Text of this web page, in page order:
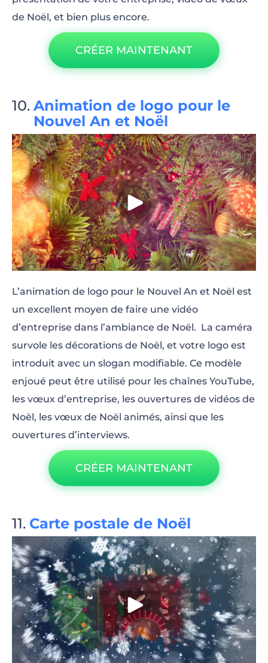
de Noël, et bien plus encore.
CRÉER MAINTENANT
Animation de logo pour le
Nouvel An et Noël
L’animation de logo pour le Nouvel An et Noël est
un excellent moyen de faire une vidéo
d’entreprise dans l’ambiance de Noël. La caméra
survole les décorations de Noël, et votre logo est
introduit avec un slogan modifiable. Ce modèle
enjoué peut être utilisé pour les chaînes YouTube,
les vœux d’entreprise, les ouvertures de vidéos de
Noël, les vœux de Noël animés, ainsi que les
ouvertures d’interviews.
CRÉER MAINTENANT
Carte postale de Noël